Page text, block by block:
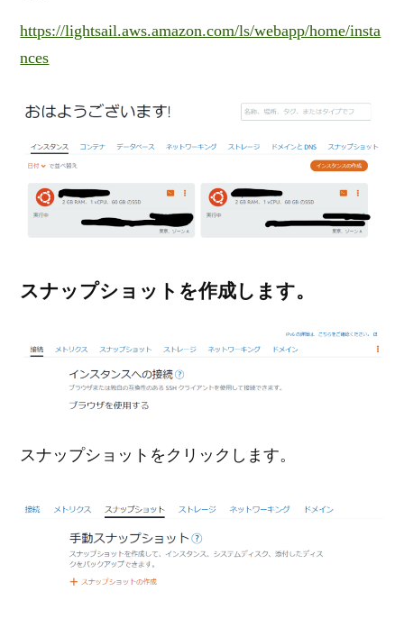
https://lightsail.aws.amazon.com/ls/webapp/home/insta
nces
スナップショットを作成します。
スナップショットをクリックします。